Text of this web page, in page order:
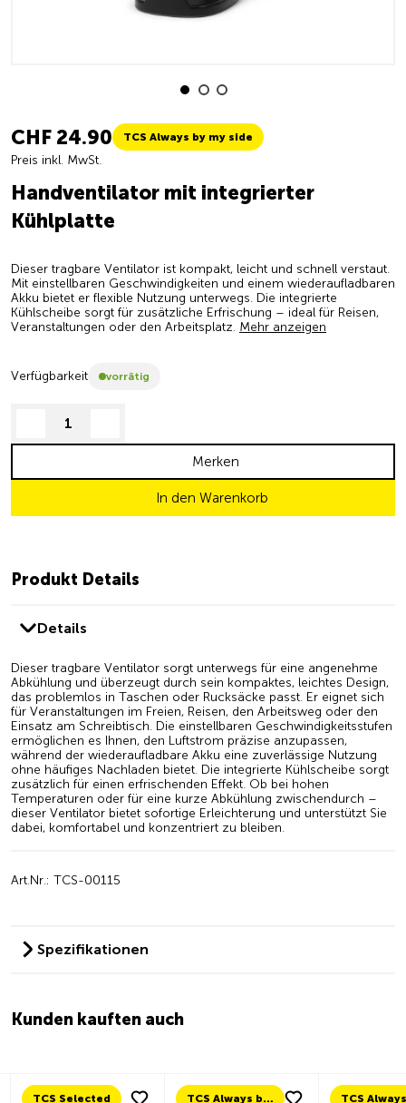
CHF 24.90 TCS Always by my side
Preis inkl. MwSt.
Handventilator mit integrierter
Kühlplatte
Dieser tragbare Ventilator ist kompakt, leicht und schnell verstaut.
Mit einstellbaren Geschwindigkeiten und einem wiederaufladbaren
Akku bietet er flexible Nutzung unterwegs. Die integrierte
Kühlscheibe sorgt für zusätzliche Erfrischung – ideal für Reisen,
Veranstaltungen oder den Arbeitsplatz. Mehr anzeigen
Verfügbarkeit vorrätig
decrease quantity
In den Warenkorb
Merken
Produkt Details
Details
Dieser tragbare Ventilator sorgt unterwegs für eine angenehme
Abkühlung und überzeugt durch sein kompaktes, leichtes Design,
das problemlos in Taschen oder Rucksäcke passt. Er eignet sich
für Veranstaltungen im Freien, Reisen, den Arbeitsweg oder den
Einsatz am Schreibtisch. Die einstellbaren Geschwindigkeitsstufen
ermöglichen es Ihnen, den Luftstrom präzise anzupassen,
während der wiederaufladbare Akku eine zuverlässige Nutzung
ohne häufiges Nachladen bietet. Die integrierte Kühlscheibe sorgt
zusätzlich für einen erfrischenden Effekt. Ob bei hohen
Temperaturen oder für eine kurze Abkühlung zwischendurch –
dieser Ventilator bietet sofortige Erleichterung und unterstützt Sie
dabei, komfortabel und konzentriert zu bleiben.
Art.Nr.: TCS-00115
Spezifikationen
Kunden kauften auch
TCS Selected TCS Always by my side